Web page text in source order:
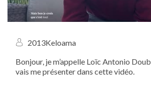
2013Keloama
Bonjour, je m’appelle Loïc Antonio
vais me présenter dans cette vidéo.